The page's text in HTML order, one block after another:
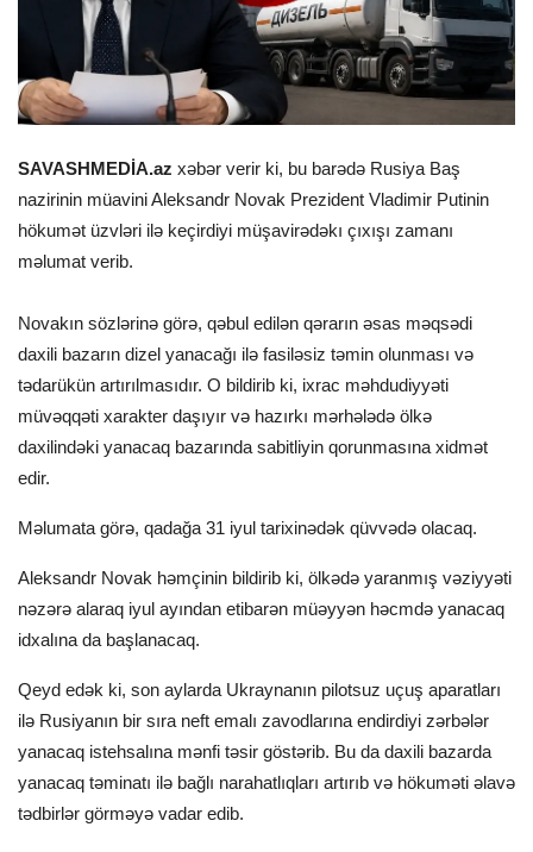
SAVASHMEDİA.az xəbər verir ki, bu barədə Rusiya Baş
nazirinin müavini Aleksandr Novak Prezident Vladimir Putinin
hökumət üzvləri ilə keçirdiyi müşavirədəkı çıxışı zamanı
məlumat verib.
Novakın sözlərinə görə, qəbul edilən qərarın əsas məqsədi
daxili bazarın dizel yanacağı ilə fasiləsiz təmin olunması və
tədarükün artırılmasıdır. O bildirib ki, ixrac məhdudiyyəti
müvəqqəti xarakter daşıyır və hazırkı mərhələdə ölkə
daxilindəki yanacaq bazarında sabitliyin qorunmasına xidmət
edir.
Məlumata görə, qadağa 31 iyul tarixinədək qüvvədə olacaq.
Aleksandr Novak həmçinin bildirib ki, ölkədə yaranmış vəziyyəti
nəzərə alaraq iyul ayından etibarən müəyyən həcmdə yanacaq
idxalına da başlanacaq.
Qeyd edək ki, son aylarda Ukraynanın pilotsuz uçuş aparatları
ilə Rusiyanın bir sıra neft emalı zavodlarına endirdiyi zərbələr
yanacaq istehsalına mənfi təsir göstərib. Bu da daxili bazarda
yanacaq təminatı ilə bağlı narahatlıqları artırıb və hökuməti əlavə
tədbirlər görməyə vadar edib.